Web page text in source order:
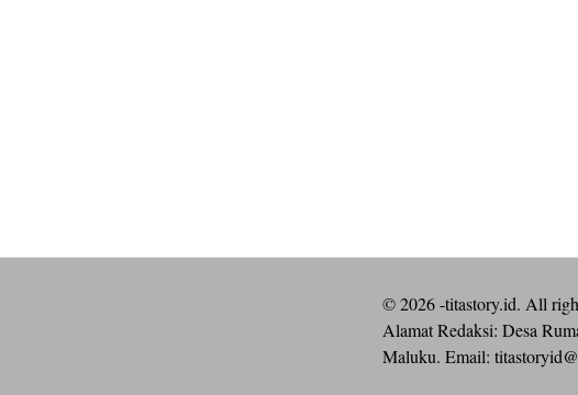
©2026-titastory.id. All
Alamat Redaksi: Desa
Maluku. Email: